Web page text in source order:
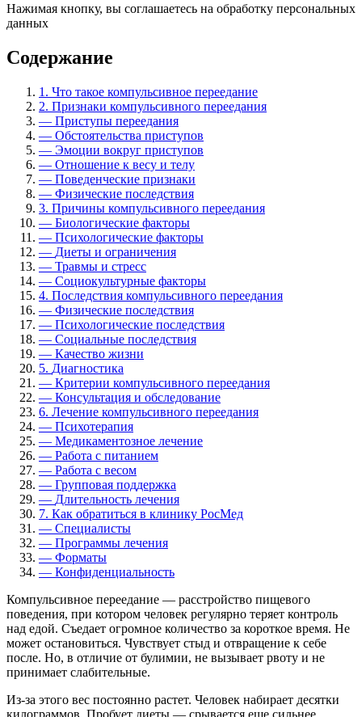
Нажимая кнопку, вы соглашаетесь на обработку персональных
данных
Содержание
1. Что такое компульсивное переедание
2. Признаки компульсивного переедания
— Приступы переедания
— Обстоятельства приступов
— Эмоции вокруг приступов
— Отношение к весу и телу
— Поведенческие признаки
— Физические последствия
3. Причины компульсивного переедания
— Биологические факторы
— Психологические факторы
— Диеты и ограничения
— Травмы и стресс
— Социокультурные факторы
4. Последствия компульсивного переедания
— Физические последствия
— Психологические последствия
— Социальные последствия
— Качество жизни
5. Диагностика
— Критерии компульсивного переедания
— Консультация и обследование
6. Лечение компульсивного переедания
— Психотерапия
— Медикаментозное лечение
— Работа с питанием
— Работа с весом
— Групповая поддержка
— Длительность лечения
7. Как обратиться в клинику РосМед
— Специалисты
— Программы лечения
— Форматы
— Конфиденциальность
Компульсивное переедание — расстройство пищевого
поведения, при котором человек регулярно теряет контроль
над едой. Съедает огромное количество за короткое время. Не
может остановиться. Чувствует стыд и отвращение к себе
после. Но, в отличие от булимии, не вызывает рвоту и не
принимает слабительные.
Из-за этого вес постоянно растет. Человек набирает десятки
килограммов. Пробует диеты — срывается еще сильнее.